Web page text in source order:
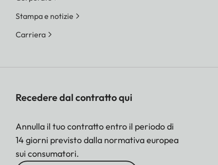
Stampa e notizie
Carriera
Recedere dal contratto qui
Annulla il tuo contratto entro il periodo di
14 giorni previsto dalla normativa europea
sui consumatori.